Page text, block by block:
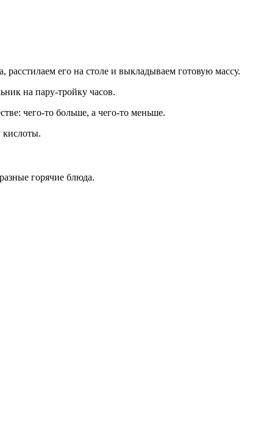
его на столе и выкладываем готовую массу.
на пару-тройку часов.
чего-то больше, а чего-то меньше.
кислоты.
горячие блюда.